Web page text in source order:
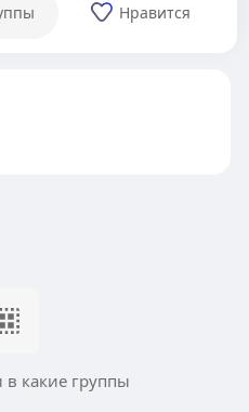
Нравится
в какие группы